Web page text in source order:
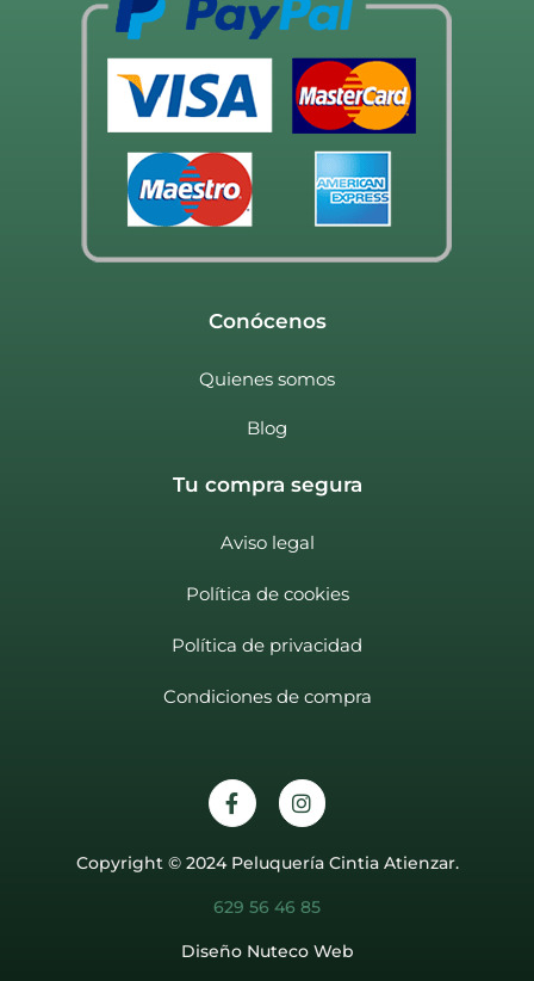
Conócenos
Quienes somos
Blog
Tu compra segura
Aviso legal
Política de cookies
Política de privacidad
Condiciones de compra
Copyright © 2024 Peluquería Cintia Atienzar.
629 56 46 85
Diseño Nuteco Web